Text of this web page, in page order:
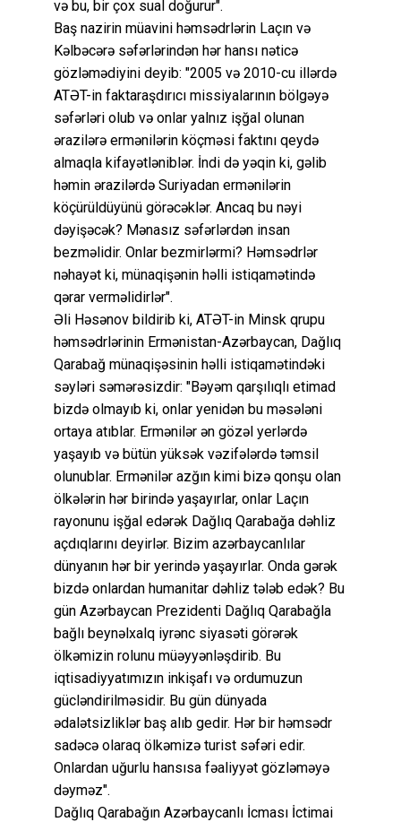
və bu, bir çox sual doğurur".
Baş nazirin müavini həmsədrlərin Laçın və
Kəlbəcərə səfərlərindən hər hansı nəticə
gözləmədiyini deyib: "2005 və 2010-cu illərdə
ATƏT-in faktaraşdırıcı missiyalarının bölgəyə
səfərləri olub və onlar yalnız işğal olunan
ərazilərə ermənilərin köçməsi faktını qeydə
almaqla kifayətləniblər. İndi də yəqin ki, gəlib
həmin ərazilərdə Suriyadan ermənilərin
köçürüldüyünü görəcəklər. Ancaq bu nəyi
dəyişəcək? Mənasız səfərlərdən insan
bezməlidir. Onlar bezmirlərmi? Həmsədrlər
nəhayət ki, münaqişənin həlli istiqamətində
qərar verməlidirlər".
Əli Həsənov bildirib ki, ATƏT-in Minsk qrupu
həmsədrlərinin Ermənistan-Azərbaycan, Dağlıq
Qarabağ münaqişəsinin həlli istiqamətindəki
səyləri səmərəsizdir: "Bəyəm qarşılıqlı etimad
bizdə olmayıb ki, onlar yenidən bu məsələni
ortaya atıblar. Ermənilər ən gözəl yerlərdə
yaşayıb və bütün yüksək vəzifələrdə təmsil
olunublar. Ermənilər azğın kimi bizə qonşu olan
ölkələrin hər birində yaşayırlar, onlar Laçın
rayonunu işğal edərək Dağlıq Qarabağa dəhliz
açdıqlarını deyirlər. Bizim azərbaycanlılar
dünyanın hər bir yerində yaşayırlar. Onda gərək
bizdə onlardan humanitar dəhliz tələb edək? Bu
gün Azərbaycan Prezidenti Dağlıq Qarabağla
bağlı beynəlxalq iyrənc siyasəti görərək
ölkəmizin rolunu müəyyənləşdirib. Bu
iqtisadiyyatımızın inkişafı və ordumuzun
gücləndirilməsidir. Bu gün dünyada
ədalətsizliklər baş alıb gedir. Hər bir həmsədr
sadəcə olaraq ölkəmizə turist səfəri edir.
Onlardan uğurlu hansısa fəaliyyət gözləməyə
dəyməz".
Dağlıq Qarabağın Azərbaycanlı İcması İctimai